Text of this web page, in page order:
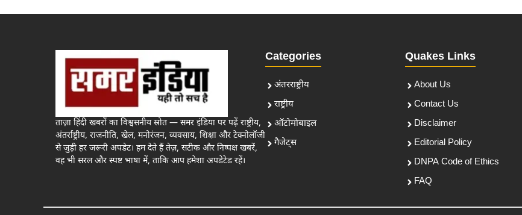
ताज़ा हिंदी खबरों का विश्वसनीय स्रोत — समर इंडिया पर पढ़ें राष्ट्रीय,
अंतर्राष्ट्रीय, राजनीति, खेल, मनोरंजन, व्यवसाय, शिक्षा और टेक्नोलॉजी
से जुड़ी हर जरूरी अपडेट। हम देते हैं तेज़, सटीक और निष्पक्ष खबरें,
वह भी सरल और स्पष्ट भाषा में, ताकि आप हमेशा अपडेटेड रहें।
Categories
अंतरराष्ट्रीय
राष्ट्रीय
ऑटोमोबाइल
गैजेट्स
Quakes Links
About Us
Contact Us
Disclaimer
Editorial Policy
DNPA Code of Ethics
FAQ